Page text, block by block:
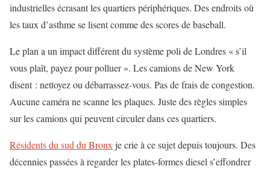
industrielles écrasant les quartiers périphériques. Des endroits où
les taux d’asthme se lisent comme des scores de baseball.
Le plan a un impact différent du système poli de Londres « s’il
vous plaît, payez pour polluer ». Les camions de New York
disent : nettoyez ou débarrassez-vous. Pas de frais de congestion.
Aucune caméra ne scanne les plaques. Juste des règles simples
sur les camions qui peuvent circuler dans ces quartiers.
Résidents du sud du Bronx je crie à ce sujet depuis toujours. Des
décennies passées à regarder les plates-formes diesel s’effondrer